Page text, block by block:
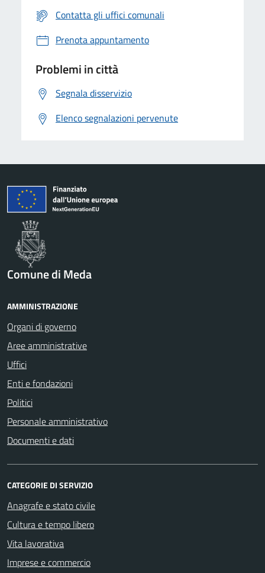
Contatta gli uffici comunali
Prenota appuntamento
Problemi in città
Segnala disservizio
Elenco segnalazioni pervenute
Comune di Meda
AMMINISTRAZIONE
Organi di governo
Aree amministrative
Uffici
Enti e fondazioni
Politici
Personale amministrativo
Documenti e dati
CATEGORIE DI SERVIZIO
Anagrafe e stato civile
Cultura e tempo libero
Vita lavorativa
Imprese e commercio